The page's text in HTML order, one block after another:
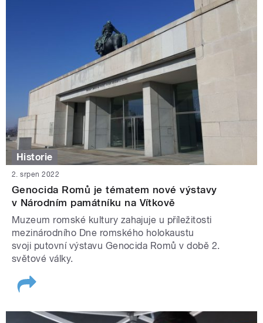
Historie
2. srpen 2022
Genocida Romů je tématem nové výstavy
v Národním památníku na Vítkově
Muzeum romské kultury zahajuje u příležitosti
mezinárodního Dne romského holokaustu
svoji putovní výstavu Genocida Romů v době 2.
světové války.